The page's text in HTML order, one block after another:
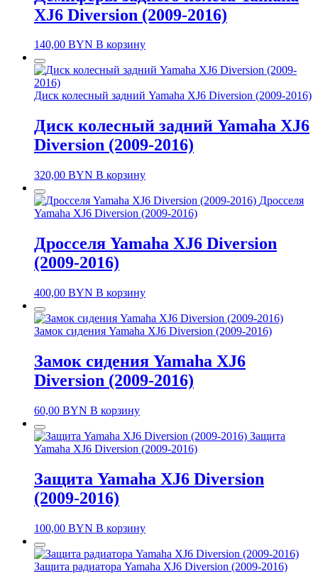
XJ6 Diversion (2009-2016)
140,00 BYN В корзину
Диск колесный задний Yamaha XJ6 Diversion (2009-2016)
Диск колесный задний Yamaha XJ6
Diversion (2009-2016)
320,00 BYN В корзину
Дросселя
Yamaha XJ6 Diversion (2009-2016)
Дросселя Yamaha XJ6 Diversion
(2009-2016)
400,00 BYN В корзину
Замок сидения Yamaha XJ6 Diversion (2009-2016)
Замок сидения Yamaha XJ6
Diversion (2009-2016)
60,00 BYN В корзину
Защита
Yamaha XJ6 Diversion (2009-2016)
Защита Yamaha XJ6 Diversion
(2009-2016)
100,00 BYN В корзину
Защита радиатора Yamaha XJ6 Diversion (2009-2016)